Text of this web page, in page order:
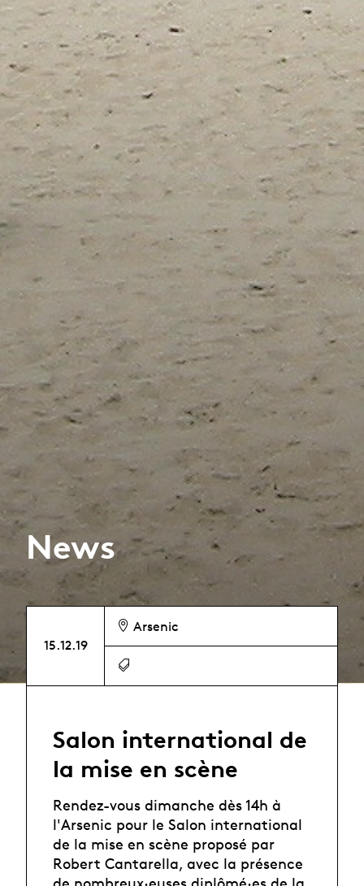
News
15.12.19
Arsenic
Salon international de
la mise en scène
Rendez-vous dimanche dès 14h à
l'Arsenic pour le Salon international
de la mise en scène proposé par
Robert Cantarella, avec la présence